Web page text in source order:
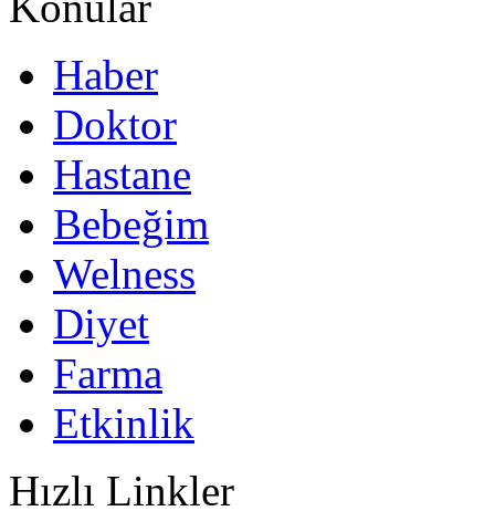
Haber
Doktor
Hastane
Bebeğim
Welness
Diyet
Farma
Etkinlik
Hızlı Linkler